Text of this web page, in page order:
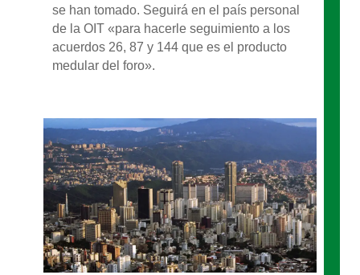
se han tomado. Seguirá en el país personal
de la OIT «para hacerle seguimiento a los
acuerdos 26, 87 y 144 que es el producto
medular del foro».